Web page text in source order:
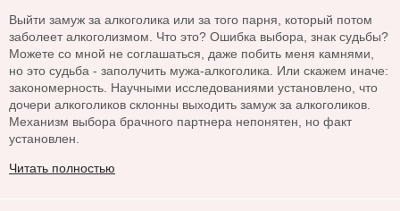
Выйти замуж за алкоголика или за того парня, который потом
заболеет алкоголизмом. Что это? Ошибка выбора, знак судьбы?
Можете со мной не соглашаться, даже побить меня камнями,
но это судьба - заполучить мужа-алкоголика. Или скажем иначе:
закономерность. Научными исследованиями установлено, что
дочери алкоголиков склонны выходить замуж за алкоголиков.
Механизм выбора брачного партнера непонятен, но факт
установлен.
Читать полностью